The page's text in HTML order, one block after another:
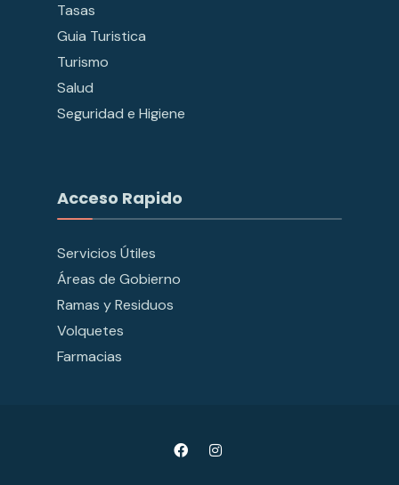
Tasas
Guia Turistica
Turismo
Salud
Seguridad e Higiene
Acceso Rapido
Servicios Útiles
Áreas de Gobierno
Ramas y Residuos
Volquetes
Farmacias